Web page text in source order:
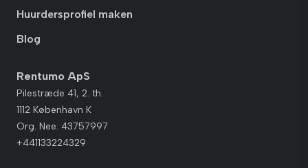
Huurdersprofiel maken
Blog
Rentumo ApS
Pilestræde 41, 2. th.
1112 København K
Org. Nee. 43757997
+441133224329